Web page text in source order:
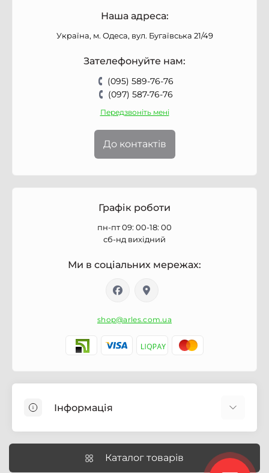
Наша адреса:
Україна, м. Одеса, вул. Бугаївська 21/49
Зателефонуйте нам:
(095) 589-76-76
(097) 587-76-76
Передзвоніть мені
До контактів
Графік роботи
пн-пт 09: 00-18: 00
сб-нд вихідний
Ми в соціальних мережах:
shop@arles.com.ua
Інформація
Про магазин Arles.com.uaКаталог товарів